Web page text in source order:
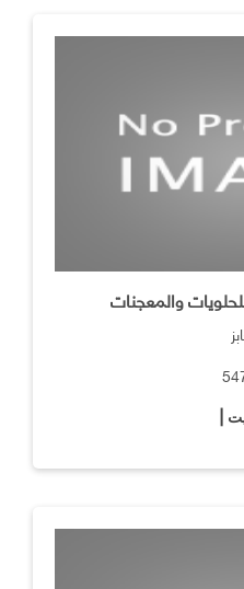
والمعجنات
|